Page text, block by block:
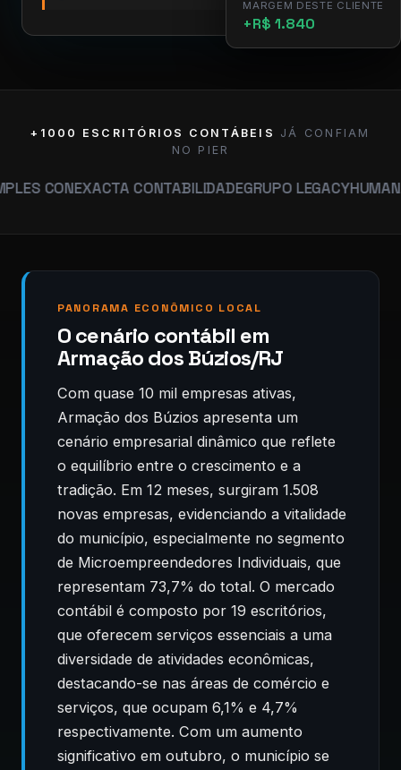
+R$ 1.840
+1000 ESCRITÓRIOS CONTÁBEIS
JÁ CONFIAM
NO PIER
EXACTA CONTABILIDADEGRUPO LEGACYHUMANA
PANORAMA ECONÔMICO LOCAL
O cenário contábil em
Armação dos Búzios/RJ
Com quase 10 mil empresas ativas,
Armação dos Búzios apresenta um
cenário empresarial dinâmico que reflete
o equilíbrio entre o crescimento e a
tradição. Em 12 meses, surgiram 1.508
novas empresas, evidenciando a vitalidade
do município, especialmente no segmento
de Microempreendedores Individuais, que
representam 73,7% do total. O mercado
contábil é composto por 19 escritórios,
que oferecem serviços essenciais a uma
diversidade de atividades econômicas,
destacando-se nas áreas de comércio e
serviços, que ocupam 6,1% e 4,7%
respectivamente. Com um aumento
significativo em outubro, o município se